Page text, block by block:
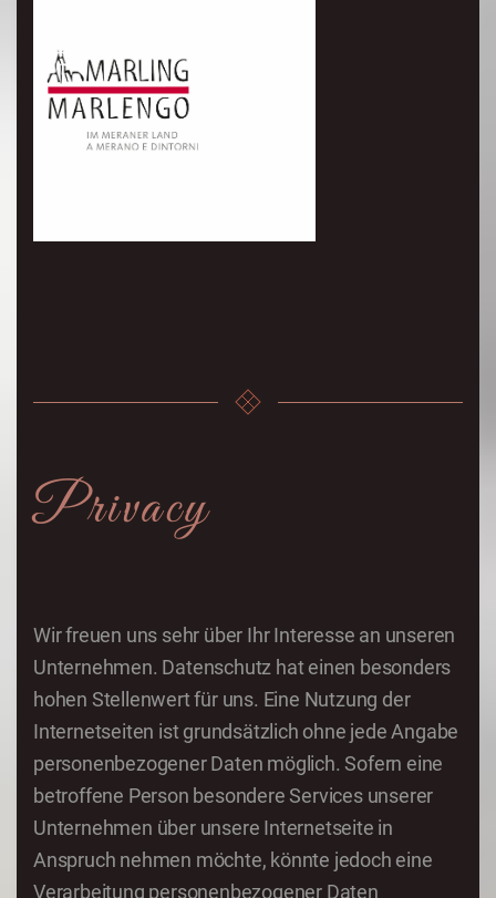
Privacy
Wir freuen uns sehr über Ihr Interesse an unseren
Unternehmen. Datenschutz hat einen besonders
hohen Stellenwert für uns. Eine Nutzung der
Internetseiten ist grundsätzlich ohne jede Angabe
personenbezogener Daten möglich. Sofern eine
betroffene Person besondere Services unserer
Unternehmen über unsere Internetseite in
Anspruch nehmen möchte, könnte jedoch eine
Verarbeitung personenbezogener Daten